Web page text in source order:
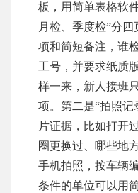
板，用简单表格软
月检、季度检”分
项和简短备注，谁
工号，并要求纸质
样一来，新人接班
项。第二是“拍照记
片证据，比如打开
圈更换过、哪些地
手机拍照，按车辆
条件的单位可以用